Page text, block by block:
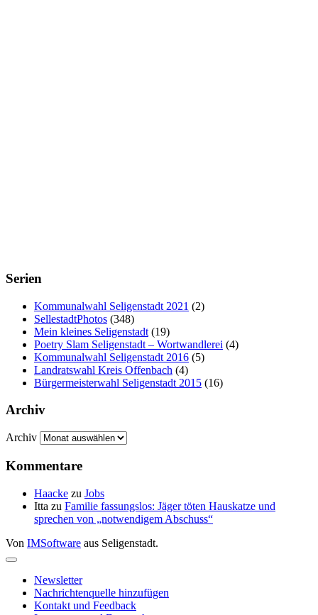
Serien
Kommunalwahl Seligenstadt 2021 (2)
SellestadtPhotos (348)
Mein kleines Seligenstadt (19)
Poetry Slam Seligenstadt – Wortwandlerei (4)
Kommunalwahl Seligenstadt 2016 (5)
Landratswahl Kreis Offenbach (4)
Bürgermeisterwahl Seligenstadt 2015 (16)
Archiv
Archiv
Kommentare
Haacke zu Jobs
Itta zu Familie fassungslos: Jäger töten Hauskatze und
sprechen von „notwendigem Abschuss“
Von IMSoftware aus Seligenstadt.
Newsletter
Nachrichtenquelle hinzufügen
Kontakt und Feedback